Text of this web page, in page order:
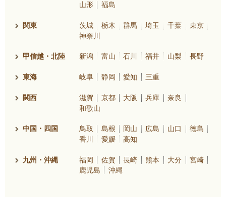
山形
福島
関東 茨城 栃木 群馬 埼玉 千葉
東京
神奈川
甲信越・北陸 新潟 富山 石川 福井 山梨 長野
東海 岐阜 静岡 愛知 三重
関西 滋賀 京都 大阪 兵庫
奈良
和歌山
中国・四国 鳥取 島根 岡山 広島 山口
徳島
香川
愛媛 高知
九州・沖縄 福岡 佐賀 長崎 熊本 大分
宮崎
鹿児島
沖縄